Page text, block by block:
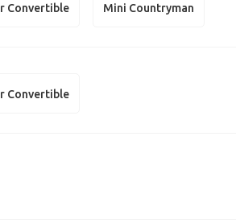
Convertible Mini Countryman
Convertible